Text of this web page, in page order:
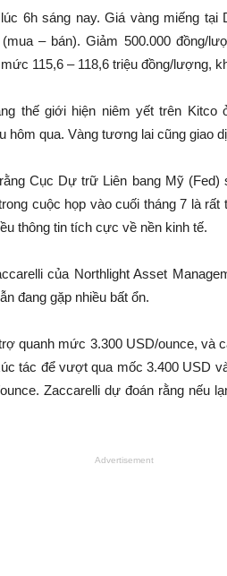
6h sáng nay. Giá vàng miếng
– bán). Giảm 500.000 đồng/
115,6 – 118,6 triệu đồng/lượng,
thế giới hiện niêm yết trên Kitco
hôm qua. Vàng tương lai cũng giao
Cục Dự trữ Liên bang Mỹ (Fed)
cuộc họp vào cuối tháng 7 là rất
thông tin tích cực về nền kinh tế.
của Northlight Asset
đang gặp nhiều bất ổn.
quanh mức 3.300 USD/ounce, và
tác để vượt qua mốc 3.400 USD
Zaccarelli dự đoán rằng nếu
Advertisement